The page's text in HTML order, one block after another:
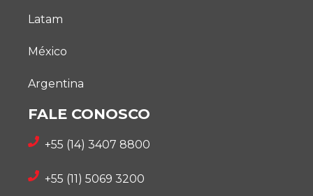
Latam
México
Argentina
FALE CONOSCO
+55 (14) 3407 8800
+55 (11) 5069 3200